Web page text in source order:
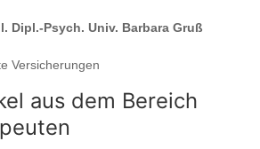
Dipl.-Psych. Univ. Barbara Gruß
Versicherungen
aus dem Bereich